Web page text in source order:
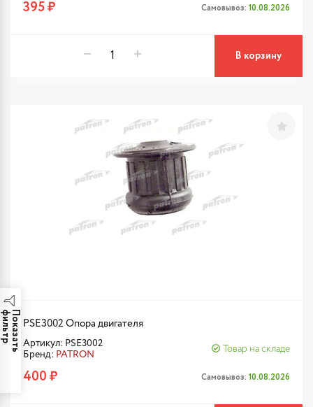
П
о
к
а
з
а
т
ь
ф
и
л
ь
т
395 ₽ Самовывоз: 10.08.2026
В корзину
PSE3002 Опора двигателя
Артикул: PSE3002
Бренд: PATRON
Товар на складе
400 ₽ Самовывоз: 10.08.2026